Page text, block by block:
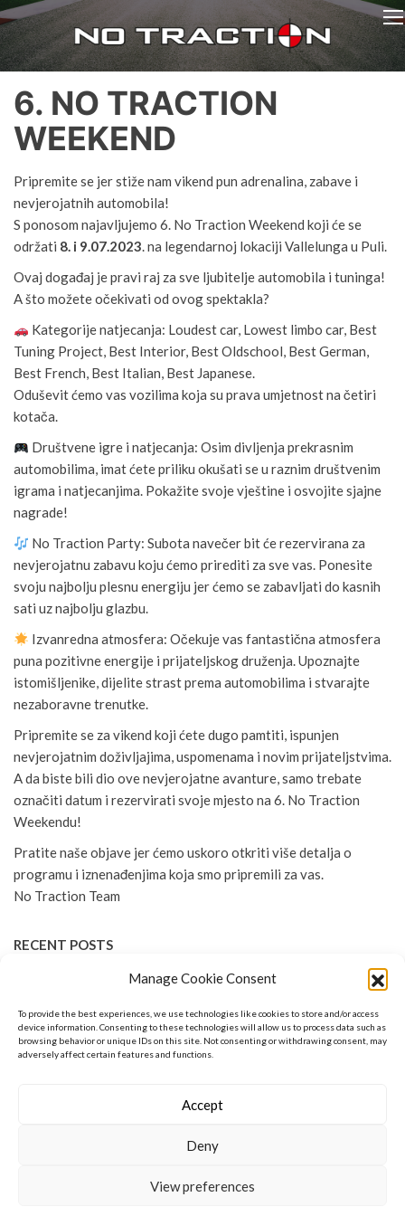
Manage Cookie Consent
To provide the best experiences, we use technologies like cookies to store and/or access
device information. Consenting to these technologies will allow us to process data such as
browsing behavior or unique IDs on this site. Not consenting or withdrawing consent, may
adversely affect certain features and functions.
Accept
Deny
View preferences
AK NO
TRACTION
Auto klub
NO
TRACTION
6. NO TRACTION
WEEKEND
Pripremite se jer stiže nam vikend pun adrenalina, zabave i
nevjerojatnih automobila!
S ponosom najavljujemo 6. No Traction Weekend koji će se
održati 8. i 9.07.2023. na legendarnoj lokaciji Vallelunga u Puli.
Ovaj događaj je pravi raj za sve ljubitelje automobila i tuninga!
A što možete očekivati od ovog spektakla?
Kategorije natjecanja: Loudest car, Lowest limbo car, Best
Tuning Project, Best Interior, Best Oldschool, Best German,
Best French, Best Italian, Best Japanese.
Oduševit ćemo vas vozilima koja su prava umjetnost na četiri
kotača.
Društvene igre i natjecanja: Osim divljenja prekrasnim
automobilima, imat ćete priliku okušati se u raznim društvenim
igrama i natjecanjima. Pokažite svoje vještine i osvojite sjajne
nagrade!
No Traction Party: Subota navečer bit će rezervirana za
nevjerojatnu zabavu koju ćemo prirediti za sve vas. Ponesite
svoju najbolju plesnu energiju jer ćemo se zabavljati do kasnih
sati uz najbolju glazbu.
Izvanredna atmosfera: Očekuje vas fantastična atmosfera
puna pozitivne energije i prijateljskog druženja. Upoznajte
istomišljenike, dijelite strast prema automobilima i stvarajte
nezaboravne trenutke.
Pripremite se za vikend koji ćete dugo pamtiti, ispunjen
nevjerojatnim doživljajima, uspomenama i novim prijateljstvima.
A da biste bili dio ove nevjerojatne avanture, samo trebate
označiti datum i rezervirati svoje mjesto na 6. No Traction
Weekendu!
Pratite naše objave jer ćemo uskoro otkriti više detalja o
programu i iznenađenjima koja smo pripremili za vas.
No Traction Team
RECENT POSTS
UPISUJEMO NOVE ČLANOVE
TRACTION
ČLANSTVO 2024
AUTO KLUB NO TRACTION UPISUJE NOVE ČLANOVE
Auto Klub No Traction - Since 2014.
Enwoo